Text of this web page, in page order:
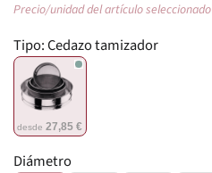
Precio/unidad del artículo seleccionado
Tipo:Cedazo tamizador
desde27,85 €
Diámetro